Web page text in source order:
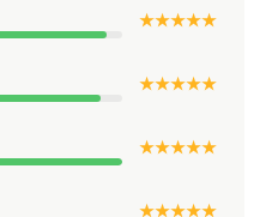
★ ★ ★ ★ ★
★ ★ ★ ★ ★
★ ★ ★ ★ ★
★ ★ ★ ★ ★